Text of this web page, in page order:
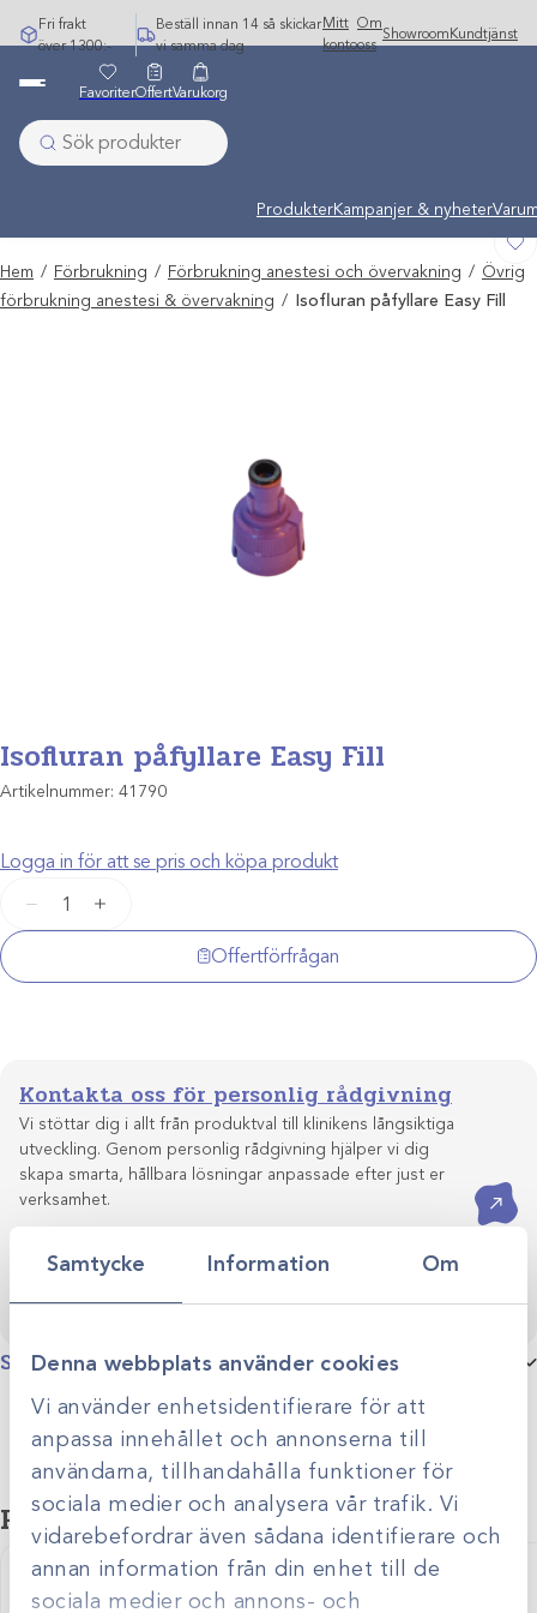
Samtycke Information Om
Denna webbplats använder cookies
Vi använder enhetsidentifierare för att
anpassa innehållet och annonserna till
användarna, tillhandahålla funktioner för
sociala medier och analysera vår trafik. Vi
vidarebefordrar även sådana identifierare och
annan information från din enhet till de
sociala medier och annons- och
Hoppa
till
Fri frakt
över 1300:-
Beställ innan 14 så skickar
vi samma dag
Mitt
konto
Om
oss
Showroom Kundtjänst
Undermeny stängd: Varumärken
ProdukterKampanjer & nyheter
FavoriterOffertVarukorg
Hem / Förbrukning / Förbrukning anestesi och övervakning / Övrig
förbrukning anestesi & övervakning / Isofluran påfyllare Easy Fill
Isofluran påfyllare Easy Fill
Artikelnummer: 41790
Logga in för att se pris och köpa produkt
Isofluran
Easy
Fill
+
Offertförfrågan
Specifikationer
Produktgrupp Påfyllare till förgasare
Kontakta oss för personlig rådgivning
Vi stöttar dig i allt från produktval till klinikens långsiktiga
utveckling. Genom personlig rådgivning hjälper vi dig
skapa smarta, hållbara lösningar anpassade efter just er
verksamhet.
Relaterade produkter